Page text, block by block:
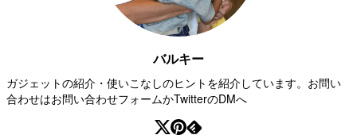
バルキー
ガジェットの紹介・使いこなしのヒントを紹介しています。お問い
合わせはお問い合わせフォームかTwitterのDMへ